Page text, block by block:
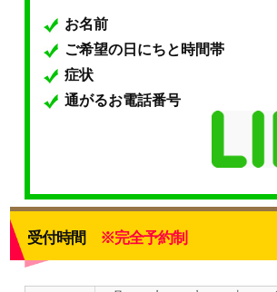
お名前
ご希望の日にちと時間帯
症状
通がるお電話番号
受付時間 ※完全予約制